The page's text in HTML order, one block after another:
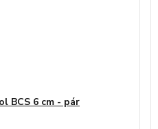
BCS 6 cm - pár